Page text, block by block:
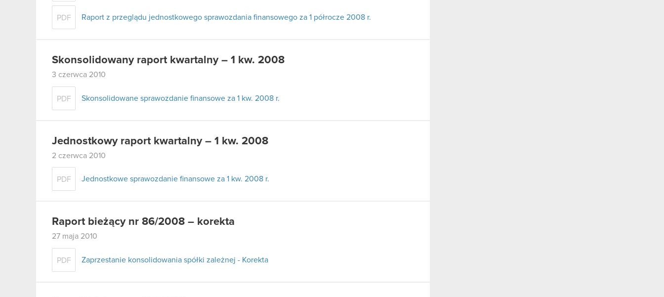
PDF Raport z przeglądu jednostkowego sprawozdania finansowego za 1 półrocze 2008 r.
Skonsolidowany raport kwartalny – 1 kw. 2008
3 czerwca 2010
PDF Skonsolidowane sprawozdanie finansowe za 1 kw. 2008 r.
Jednostkowy raport kwartalny – 1 kw. 2008
2 czerwca 2010
PDF Jednostkowe sprawozdanie finansowe za 1 kw. 2008 r.
Raport bieżący nr 86/2008 – korekta
27 maja 2010
PDF Zaprzestanie konsolidowania spółki zależnej - Korekta